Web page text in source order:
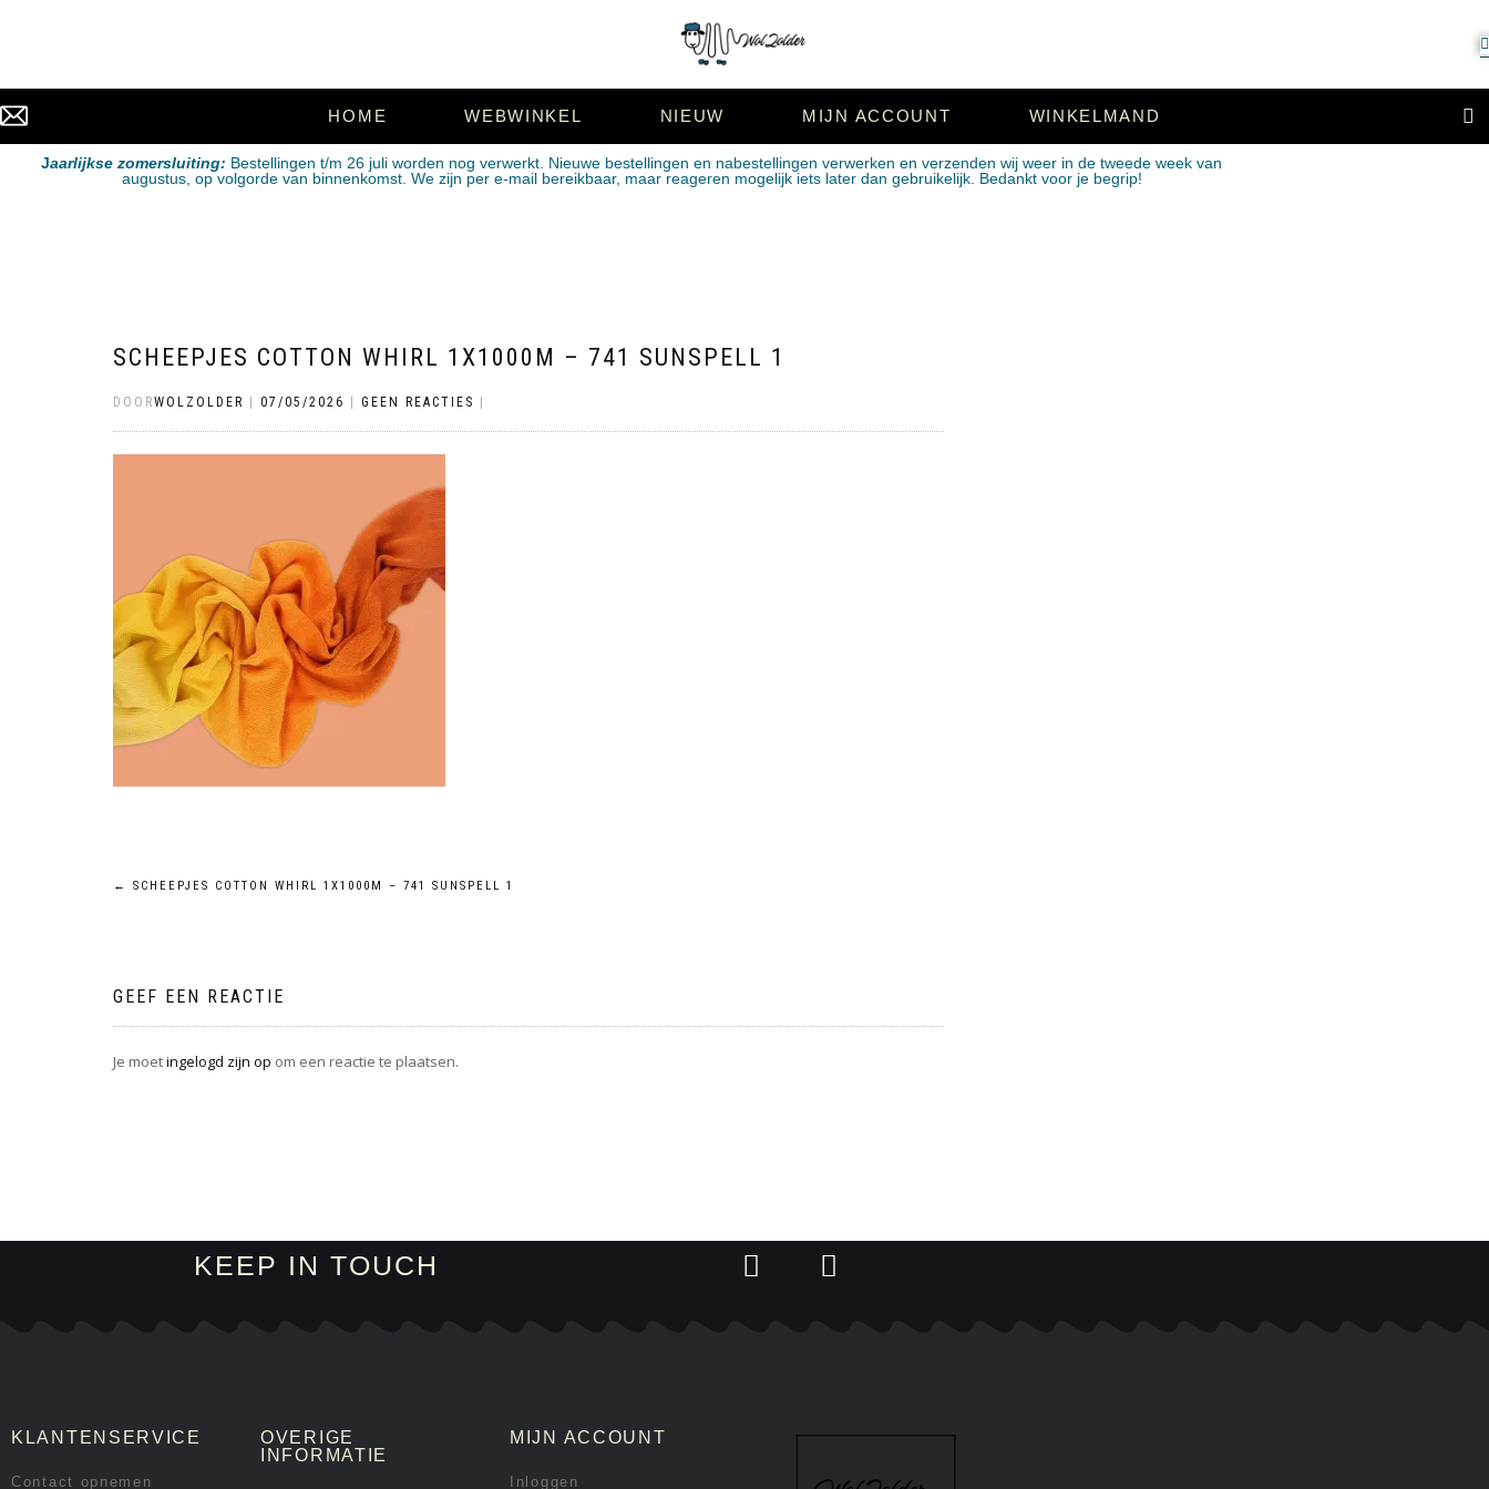
HOME WEBWINKEL NIEUW MIJN ACCOUNT WINKELMAND
Jaarlijkse zomersluiting: Bestellingen t/m 26 juli worden nog verwerkt. Nieuwe bestellingen en nabestellingen verwerken en verzenden wij weer in de tweede week van
augustus, op volgorde van binnenkomst. We zijn per e-mail bereikbaar, maar reageren mogelijk iets later dan gebruikelijk. Bedankt voor je begrip!
SCHEEPJES COTTON WHIRL 1X1000M – 741 SUNSPELL 1
DOORWOLZOLDER 07/05/2026 GEEN REACTIES
← SCHEEPJES COTTON WHIRL 1X1000M – 741 SUNSPELL 1
GEEF EEN REACTIE
Je moetingelogd zijn op om een reactie te plaatsen.
KEEP IN TOUCH
KLANTENSERVICE
Contact opnemen
OVERIGE
INFORMATIE
MIJN ACCOUNT
Inloggen